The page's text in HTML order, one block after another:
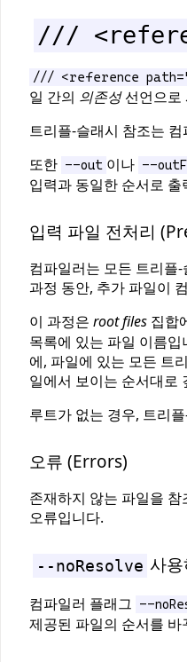
///
/// <reference
일 간의 의존성선언으로
트리플-슬래시 참조는
또한 --out 이나 --
입력과 동일한 순서로
입력 파일 전처리
컴파일러는 모든 트리플
과정 동안, 추가 파일이
이 과정은 root files 집합
목록에 있는 파일 이름
에, 파일에 있는 모든 트
일에서 보이는 순서대로
루트가 없는 경우, 트리
오류 (Errors)
존재하지 않는 파일을
오류입니다.
--noResolve 사
컴파일러 플래그 --
제공된 파일의 순서를 바